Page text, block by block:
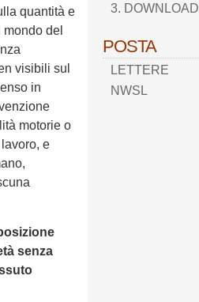
quantità e
del
visibili sul
in
motorie o
e
senza
3. DOWNLOAD
POSTA
LETTERE
NWSL